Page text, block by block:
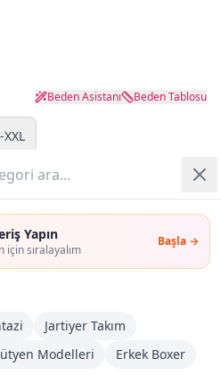
Yapın
sıralayalım
Başla →
Jartiyer Takım
Modelleri Erkek Boxer
Beden Asistanı Beden Tablosu
XXL
Ekle